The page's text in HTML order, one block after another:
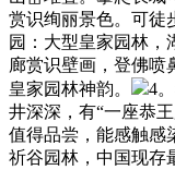
赏识绚丽景色。可徒
园：大型皇家园林，
廊赏识壁画，登佛喷
皇家园林神韵。
4
井深深，有“一座恭
值得品尝，能感触感
祈谷园林，中国现存